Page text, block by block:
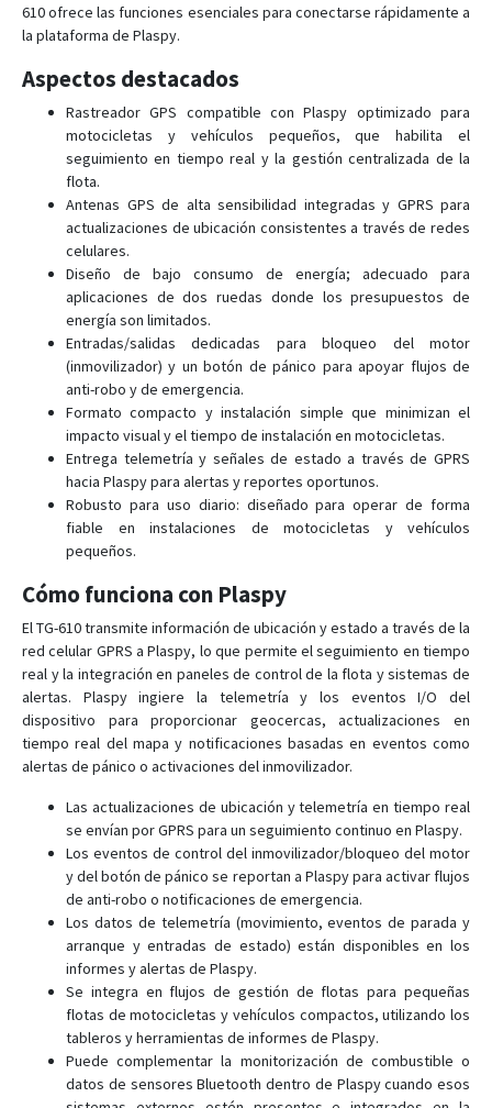
610 ofrece las funciones esenciales para conectarse rápidamente a
la plataforma de Plaspy.
Aspectos destacados
Rastreador GPS compatible con Plaspy optimizado para
motocicletas y vehículos pequeños, que habilita el
seguimiento en tiempo real y la gestión centralizada de la
flota.
Antenas GPS de alta sensibilidad integradas y GPRS para
actualizaciones de ubicación consistentes a través de redes
celulares.
Diseño de bajo consumo de energía; adecuado para
aplicaciones de dos ruedas donde los presupuestos de
energía son limitados.
Entradas/salidas dedicadas para bloqueo del motor
(inmovilizador) y un botón de pánico para apoyar flujos de
anti-robo y de emergencia.
Formato compacto y instalación simple que minimizan el
impacto visual y el tiempo de instalación en motocicletas.
Entrega telemetría y señales de estado a través de GPRS
hacia Plaspy para alertas y reportes oportunos.
Robusto para uso diario: diseñado para operar de forma
fiable en instalaciones de motocicletas y vehículos
pequeños.
Cómo funciona con Plaspy
El TG-610 transmite información de ubicación y estado a través de la
red celular GPRS a Plaspy, lo que permite el seguimiento en tiempo
real y la integración en paneles de control de la flota y sistemas de
alertas. Plaspy ingiere la telemetría y los eventos I/O del
dispositivo para proporcionar geocercas, actualizaciones en
tiempo real del mapa y notificaciones basadas en eventos como
alertas de pánico o activaciones del inmovilizador.
Las actualizaciones de ubicación y telemetría en tiempo real
se envían por GPRS para un seguimiento continuo en Plaspy.
Los eventos de control del inmovilizador/bloqueo del motor
y del botón de pánico se reportan a Plaspy para activar flujos
de anti-robo o notificaciones de emergencia.
Los datos de telemetría (movimiento, eventos de parada y
arranque y entradas de estado) están disponibles en los
informes y alertas de Plaspy.
Se integra en flujos de gestión de flotas para pequeñas
flotas de motocicletas y vehículos compactos, utilizando los
tableros y herramientas de informes de Plaspy.
Puede complementar la monitorización de combustible o
datos de sensores Bluetooth dentro de Plaspy cuando esos